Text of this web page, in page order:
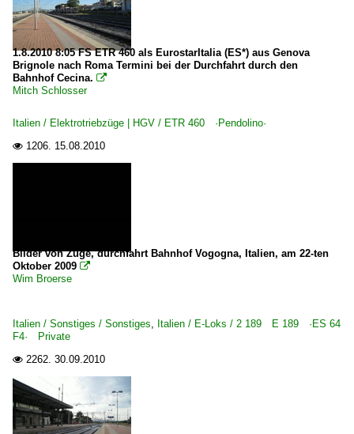
1.8.2010 8:05 FS ETR 460 als EurostarItalia (ES*) aus Genova
Brignole nach Roma Termini bei der Durchfahrt durch den
Bahnhof Cecina. 
Mitch Schlosser
Italien / Elektrotriebzüge | HGV / ETR 460 ·Pendolino·
 1206. 15.08.2010
Bilder von Züge, durchfahrt Bahnhof Vogogna, Italien, am 22-ten
Oktober 2009 
Wim Broerse
Italien / Sonstiges / Sonstiges, Italien / E-Loks / 2 189 E 189 ·ES 64
F4· Private
 2262. 30.09.2010